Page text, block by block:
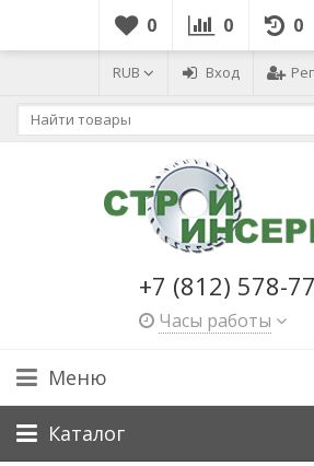
0 0 0
RUB Вход
+7 (812) 578-
Часы работы
Меню
Каталог